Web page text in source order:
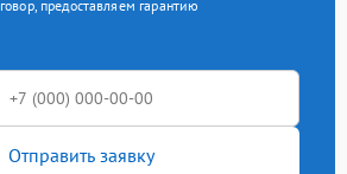
предоставляем гарантию
Отправить заявку